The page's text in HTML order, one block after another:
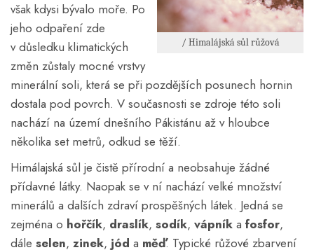
/ Himalájská sůl růžová
však kdysi bývalo moře. Po
jeho odpaření zde
v důsledku klimatických
změn zůstaly mocné vrstvy
minerální soli, která se při pozdějších posunech hornin
dostala pod povrch. V současnosti se zdroje této soli
nachází na území dnešního Pákistánu až v hloubce
několika set metrů, odkud se těží.
Himálajská sůl je čistě přírodní a neobsahuje žádné
přídavné látky. Naopak se v ní nachází velké množství
minerálů a dalších zdraví prospěšných látek. Jedná se
zejména o hořčík, draslík, sodík, vápník a fosfor,
dále selen, zinek, jód a měď. Typické růžové zbarvení